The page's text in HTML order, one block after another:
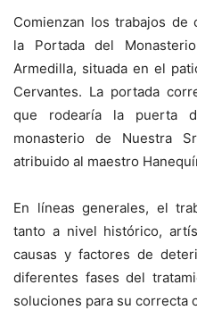
Comienzan los trabajos de
la Portada del
Armedilla, situada en el
Cervantes. La portada
que rodearía la puerta
monasterio de Nuestra
atribuido al maestro
En líneas generales, el
tanto a nivel histórico,
causas y factores de
diferentes fases del
soluciones para su correcta